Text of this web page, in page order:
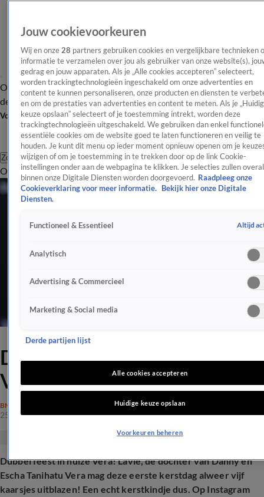
OverzichtAfleveringen Entertainment TV Algemeen
Tip
de redactieNieuwsbrief
Volg Shownieuws
Zoeken
OverzichtEntertainmentSpraakmakendRealityCrimeVideo's
Dubbel feest voor Danny
Vera op eerste kerstdag
BN'ERS
25 dec 2025, 16:38
Dubbel feest in huize Vera! Lavie, de dochter van Danny en
Escha Tanihatu Vera mag deze eerste kerstdag alweer vijf
kaarsjes uitblazen! Een echt kerstkindje dus. Op Instagram
Jouw cookievoorkeuren
Wij en onze 28 partners gebruiken cookies en vergelijkbare technieken
informatie te verzamelen over jou als gebruiker van onze website(s),
gedrag en jouw apparaten. Als je „Alle cookies accepteren” selecteert,
worden trackingtechnologieën ingeschakeld om onze advertenties en
content te kunnen personaliseren, onze producten en diensten te
en om de prestaties van advertenties en content te meten. Als je
keuze opslaan” selecteert of je toestemming intrekt, worden deze
trackingtechnologieën uitgeschakeld. We gebruiken dan enkel
essentiële cookies om de website goed te laten functioneren en veilig te
houden. Je kunt dit menu op ieder moment opnieuw openen om je
wijzigen of om je toestemming in te trekken door op de link Cookie-
instellingen onder aan de webpagina te klikken. Je selecties zullen overal
binnen onze Digitale Diensten worden doorgevoerd. Raadpleeg onze
Cookieverklaring voor meer informatie.
Bekijk hier onze Digitale
Diensten.
Functioneel & Essentieel Altijd
Analytisch
Advertising & Commercieel
Marketing & Social media
Derde partijen lijst
Alle cookies accepteren
Huidige keuze opslaan
Voorkeuren beheren